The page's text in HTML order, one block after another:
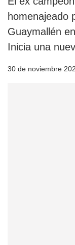
homenajeado
Guaymallén
Inicia una
30 de noviembre